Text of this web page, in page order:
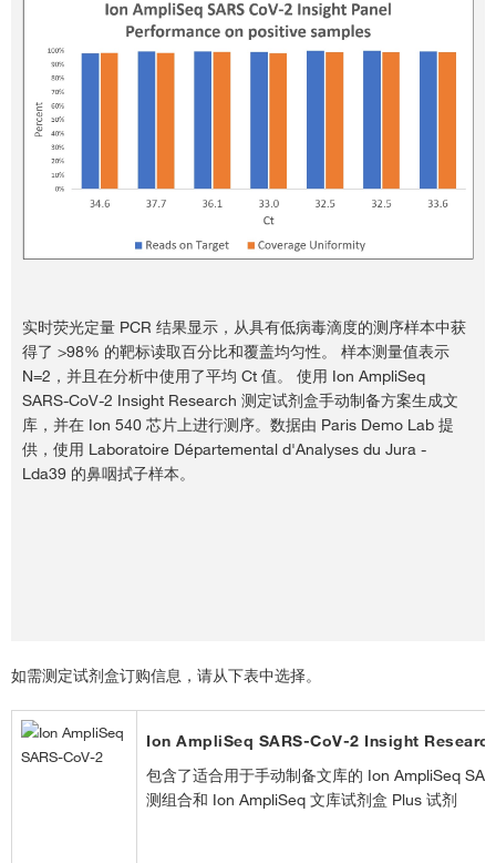
实时荧光定量 PCR 结果显示，从具有低病毒滴度的测序样本中获
得了 >98% 的靶标读取百分比和覆盖均匀性。 样本测量值表示
N=2，并且在分析中使用了平均 Ct 值。 使用 Ion AmpliSeq
SARS-CoV-2 Insight Research 测定试剂盒手动制备方案生成文
库，并在 Ion 540 芯片上进行测序。数据由 Paris Demo Lab 提
供，使用 Laboratoire Départemental d'Analyses du Jura -
Lda39 的鼻咽拭子样本。
如需测定试剂盒订购信息，请从下表中选择。
Ion AmpliSeq SARS-CoV-2 Insight Research
包含了适合用于手动制备文库的 Ion AmpliSeq
测组合和 Ion AmpliSeq 文库试剂盒 Plus 试剂